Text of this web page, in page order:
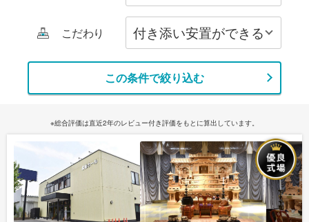
こだわり
この条件で絞り込む
※総合評価は直近2年のレビュー付き評価をもとに算出しています。